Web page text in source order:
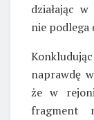
działając
nie podlega
naprawdę
że w
fragment